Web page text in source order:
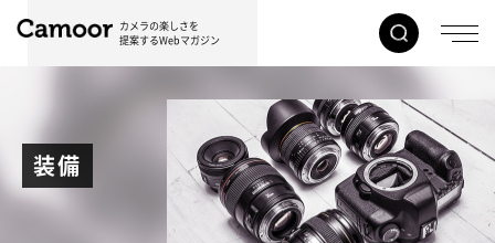
カメラの楽しさを
提案するWebマガジン
装備